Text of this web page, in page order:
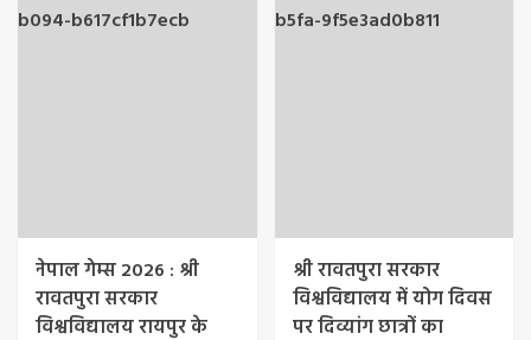
नेपाल गेम्स 2026 : श्री
रावतपुरा सरकार
विश्वविद्यालय रायपुर के
श्री रावतपुरा सरकार
विश्वविद्यालय में योग दिवस
पर दिव्यांग छात्रों का